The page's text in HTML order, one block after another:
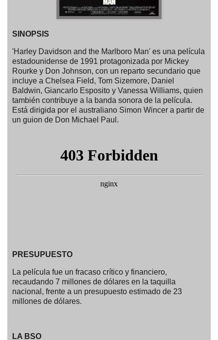
SINOPSIS
'Harley Davidson and the Marlboro Man' es una película
estadounidense de 1991 protagonizada por Mickey
Rourke y Don Johnson, con un reparto secundario que
incluye a Chelsea Field, Tom Sizemore, Daniel
Baldwin, Giancarlo Esposito y Vanessa Williams, quien
también contribuye a la banda sonora de la película.
Está dirigida por el australiano Simon Wincer a partir de
un guion de Don Michael Paul.
PRESUPUESTO
La película fue un fracaso crítico y financiero,
recaudando 7 millones de dólares en la taquilla
nacional, frente a un presupuesto estimado de 23
millones de dólares.
LA BSO